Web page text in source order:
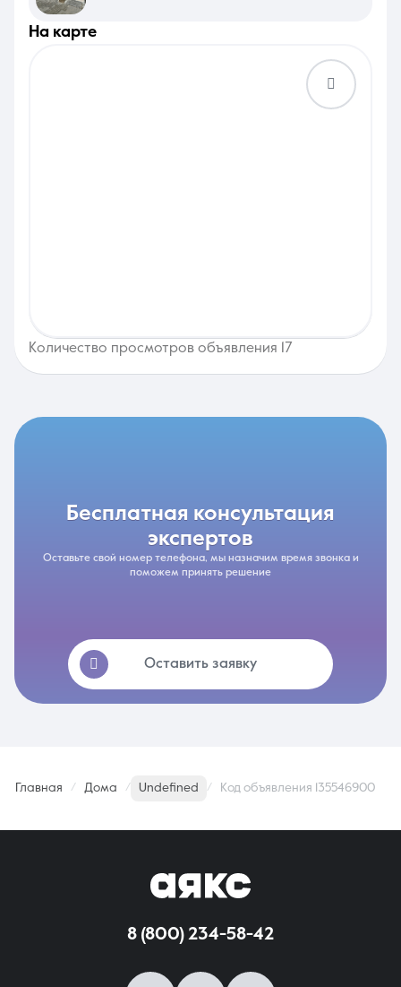
на карте
Количество просмотров объявления 17
бесплатная консультация
экспертов
Оставьте свой номер телефона, мы назначим время звонка и
поможем принять решение
Оставить заявку
Главная Дома Undefined Код объявления 135546900
8 (800) 234-58-42